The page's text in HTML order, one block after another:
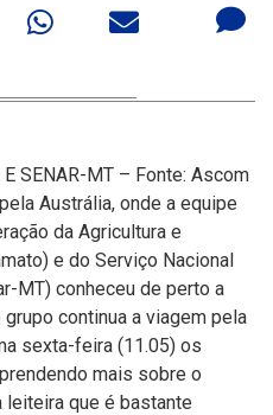
SENAR-MT – Fonte: Ascom
Austrália, onde a equipe
da Agricultura e
e do Serviço Nacional
MT) conheceu de perto a
continua a viagem pela
sexta-feira (11.05) os
mais sobre o
que é bastante